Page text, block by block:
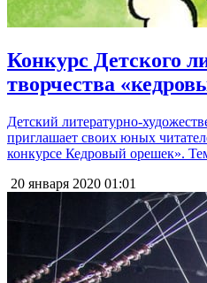
Конкурс Детского
творчества
Детский литературно-
приглашает своих юных
конкурсе Кедровый орешек».
20 января 2020 01:01